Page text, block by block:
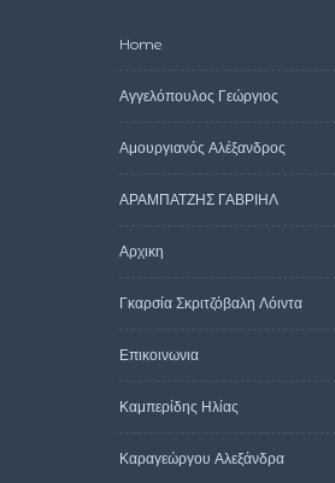
Home
Αγγελόπουλος Γεώργιος
Αμουργιανός Αλέξανδρος
ΑΡΑΜΠΑΤΖΗΣ ΓΑΒΡΙΗΛ
Αρχικη
Γκαρσία Σκριτζόβαλη Λόιντα
Επικοινωνια
Καμπερίδης Ηλίας
Καραγεώργου Αλεξάνδρα